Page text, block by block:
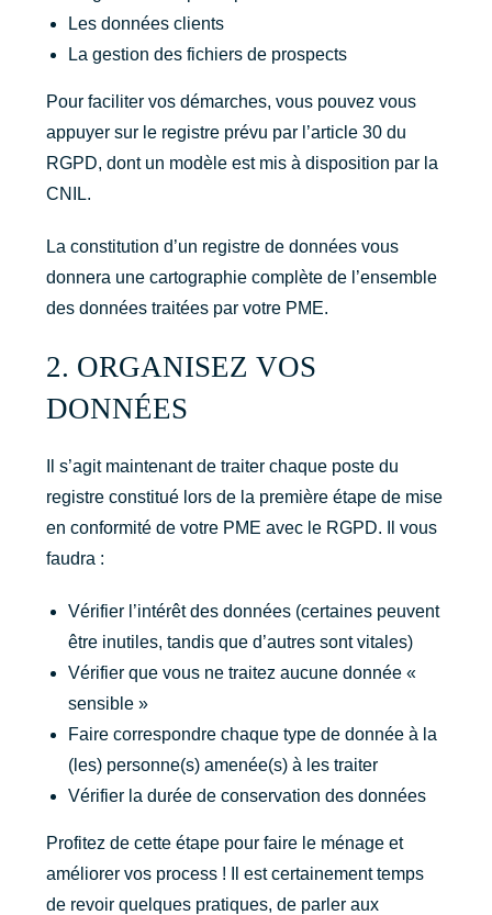
Les données clients
La gestion des fichiers de prospects
Pour faciliter vos démarches, vous pouvez vous
appuyer sur le registre prévu par l’article 30 du
RGPD, dont un modèle est mis à disposition par la
CNIL.
La constitution d’un registre de données vous
donnera une cartographie complète de l’ensemble
des données traitées par votre PME.
2. ORGANISEZ VOS
DONNÉES
Il s’agit maintenant de traiter chaque poste du
registre constitué lors de la première étape de mise
en conformité de votre PME avec le RGPD. Il vous
faudra :
Vérifier l’intérêt des données (certaines peuvent
être inutiles, tandis que d’autres sont vitales)
Vérifier que vous ne traitez aucune donnée «
sensible »
Faire correspondre chaque type de donnée à la
(les) personne(s) amenée(s) à les traiter
Vérifier la durée de conservation des données
Profitez de cette étape pour faire le ménage et
améliorer vos process ! Il est certainement temps
de revoir quelques pratiques, de parler aux